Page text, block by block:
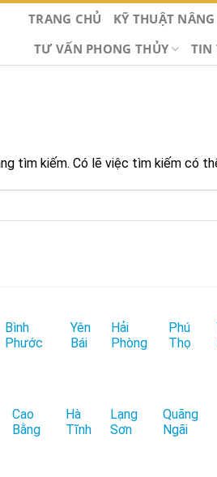
TRANG CHỦ KỸ THUẬT
TƯ VẤN PHONG THỦY
TIN
tìm kiếm. Có lẽ việc tìm kiếm có
Bình
Phước
Yên
Bái
Hải
Phòng
Phú
Thọ
Cao
Bằng
Hà
Tĩnh
Lạng
Sơn
Quãng
Ngãi